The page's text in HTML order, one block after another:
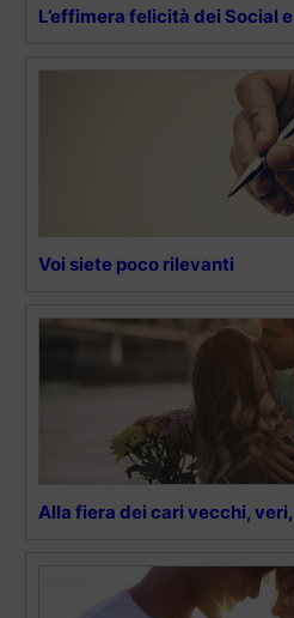
L’effimera felicità dei Social
Voi siete poco rilevanti
Alla fiera dei cari vecchi,